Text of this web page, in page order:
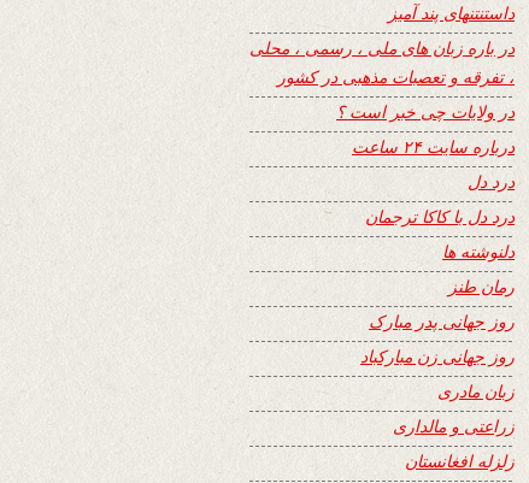
داستنتنهای پند آمیز
در باره زبان های ملی ، رسمی ، محلی
، تفرقه و تعصبات مذهبی در کشور
در ولایات چی خبر است ؟
درباره سایت ۲۴ ساعت
درد دل
درد دل با کاکا ترجمان
دلنوشته ها
رمان طنز
روز جهانی پدر مبارک
روز جهانی زن مبارکباد
زبان مادری
زراعتی و مالداری
زلزله افغانستان